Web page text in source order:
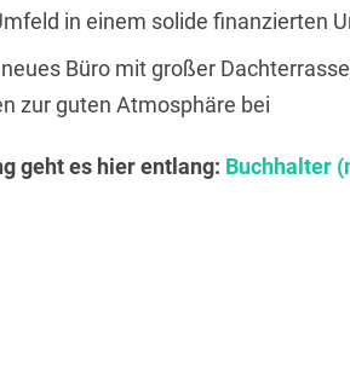
in einem solide finanzierten
Büro mit großer
zur guten Atmosphäre bei
geht es hier entlang: Buchhalter